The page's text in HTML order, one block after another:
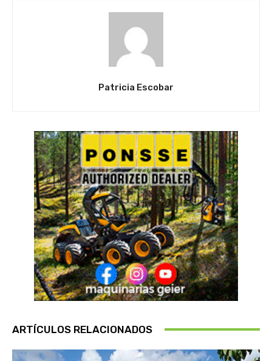
Patricia Escobar
ARTÍCULOS RELACIONADOS